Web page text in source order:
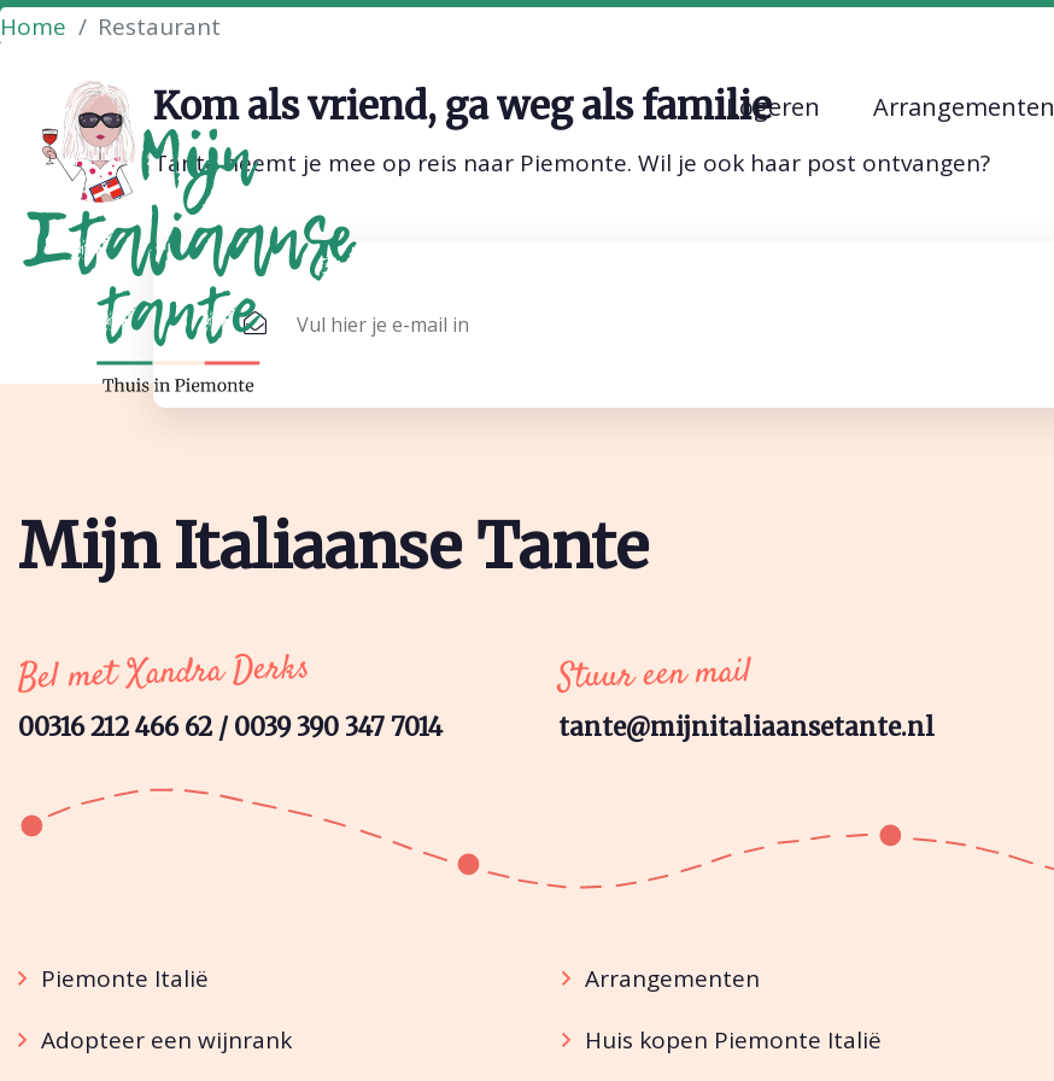
Logeren Arrangementen
Home Restaurant
Kom als vriend, ga weg als familie
Tante neemt je mee op reis naar Piemonte. Wil je ook haar post ontvangen?
Mijn Italiaanse Tante
Bel met Xandra Derks
00316 212 466 62 / 0039 390 347 7014
Stuur een mail
tante@mijnitaliaansetante.nl
Piemonte Italië
Adopteer een wijnrank
Arrangementen
Huis kopen Piemonte Italië